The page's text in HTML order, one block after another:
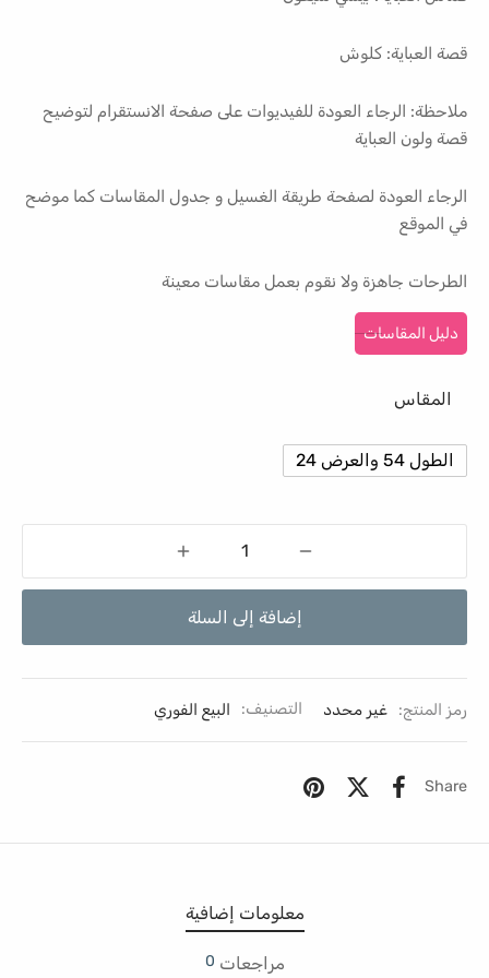
قصة العباية: كلوش
ملاحظة: الرجاء العودة للفيديوات على صفحة الانستقرام لتوضيح
قصة ولون العباية
الرجاء العودة لصفحة طريقة الغسيل و جدول المقاسات كما موضح
في الموقع
الطرحات جاهزة ولا نقوم بعمل مقاسات معينة
دليل المقاسات
المقاس
الطول 54 والعرض 24
إضافة إلى السلة
رمز المنتج: غير محدد التصنيف: البيع الفوري
Share
معلومات إضافية
مراجعات 0